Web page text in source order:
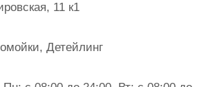
11 к1
Детейлинг